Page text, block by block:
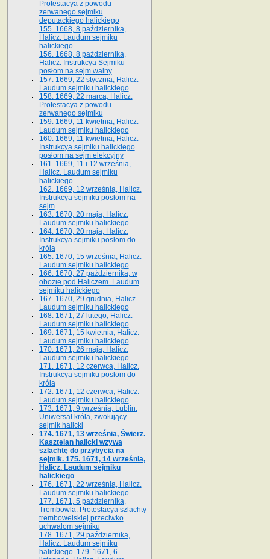
Protestacya z powodu
zerwanego sejmiku
deputackiego halickiego
155. 1668, 8 października,
Halicz. Laudum sejmiku
halickiego
156. 1668, 8 października,
Halicz. Instrukcya Sejmiku
posłom na sejm walny
157. 1669, 22 stycznia, Halicz.
Laudum sejmiku halickiego
158. 1669, 22 marca, Halicz.
Protestacya z powodu
zerwanego sejmiku
159. 1669, 11 kwietnia, Halicz.
Laudum sejmiku halickiego
160. 1669, 11 kwietnia, Halicz.
Instrukcya sejmiku halickiego
posłom na sejm elekcyjny
161. 1669, 11 i 12 września,
Halicz. Laudum sejmiku
halickiego
162. 1669, 12 września, Halicz.
Instrukcya sejmiku posłom na
sejm
163. 1670, 20 maja, Halicz.
Laudum sejmiku halickiego
164. 1670, 20 maja, Halicz.
Instrukcya sejmiku posłom do
króla
165. 1670, 15 września, Halicz.
Laudum sejmiku halickiego
166. 1670, 27 października, w
obozie pod Haliczem. Laudum
sejmiku halickiego
167. 1670, 29 grudnia, Halicz.
Laudum sejmiku halickiego
168. 1671, 27 lutego, Halicz.
Laudum sejmiku halickiego
169. 1671, 15 kwietnia, Halicz.
Laudum sejmiku halickiego
170. 1671, 26 maja, Halicz.
Laudum sejmiku halickiego
171. 1671, 12 czerwca, Halicz.
Instrukcya sejmiku posłom do
króla
172. 1671, 12 czerwca, Halicz.
Laudum sejmiku halickiego
173. 1671, 9 września, Lublin.
Uniwersał króla, zwołujący
sejmik halicki
174. 1671, 13 września, Świerz.
Kasztelan halicki wzywa
szlachtę do przybycia na
sejmik. 175. 1671, 14 września,
Halicz. Laudum sejmiku
halickiego
176. 1671, 22 września, Halicz.
Laudum sejmiku halickiego
177. 1671, 5 października,
Trembowla. Protestacya szlachty
trembowelskiej przeciwko
uchwałom sejmiku
178. 1671, 29 października,
Halicz. Laudum sejmiku
halickiego. 179. 1671, 6